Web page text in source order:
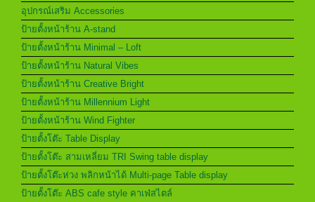
อุปกรณ์เสริม Accessories
ป้ายตั้งหน้าร้าน A-stand
ป้ายตั้งหน้าร้าน Minimal – Loft
ป้ายตั้งหน้าร้าน Natural Vibes
ป้ายตั้งหน้าร้าน Creative Bright
ป้ายตั้งหน้าร้าน Millennium Light
ป้ายตั้งหน้าร้าน Wind Fighter
ป้ายตั้งโต๊ะ Table Display
ป้ายตั้งโต๊ะ สามเหลี่ยม TRI Swing table display
ป้ายตั้งโต๊ะห่วง พลิกหน้าได้ Multi-page Table display
ป้ายตั้งโต๊ะ ABS cafe style คาเฟ่สไตล์